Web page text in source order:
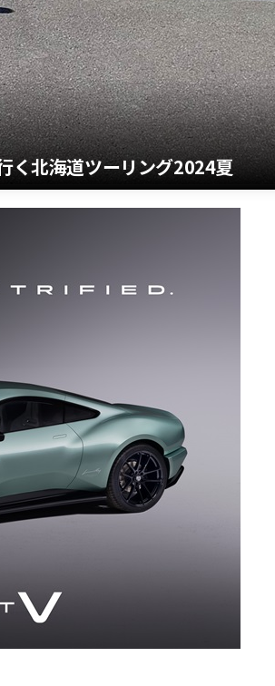
く北海道ツーリング2024夏